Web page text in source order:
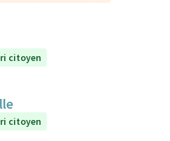
citoyen
citoyen